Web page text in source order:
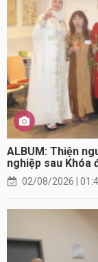
ALBUM: Thiện
nghiệp sau Khóa
02/08/2026 |